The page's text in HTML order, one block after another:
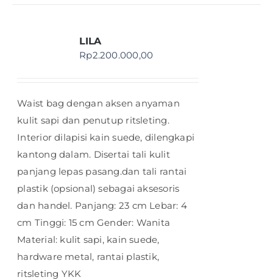
LILA
Rp2.200.000,00
Waist bag dengan aksen anyaman
kulit sapi dan penutup ritsleting.
Interior dilapisi kain suede, dilengkapi
kantong dalam. Disertai tali kulit
panjang lepas pasang.dan tali rantai
plastik (opsional) sebagai aksesoris
dan handel. Panjang: 23 cm Lebar: 4
cm Tinggi: 15 cm Gender: Wanita
Material: kulit sapi, kain suede,
hardware metal, rantai plastik,
ritsleting YKK